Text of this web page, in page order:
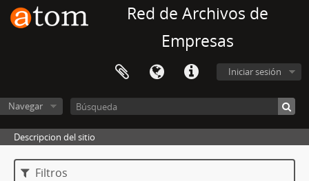
Red de Archivos de
Empresas
Iniciar sesión
Navegar
Descripcion del sitio
Filtros